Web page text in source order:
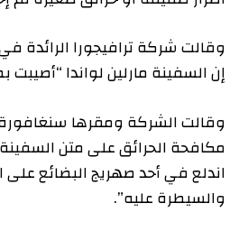
وقالت شركة ترافيجورا الرائدة في
إن السفينة مارلين لواندا “أصيبت
وقالت الشركة ومقرها
مكافحة الحرائق على متن السفينة
اندلع في أحد صهريج البضائع على
والسيطرة عليه”.